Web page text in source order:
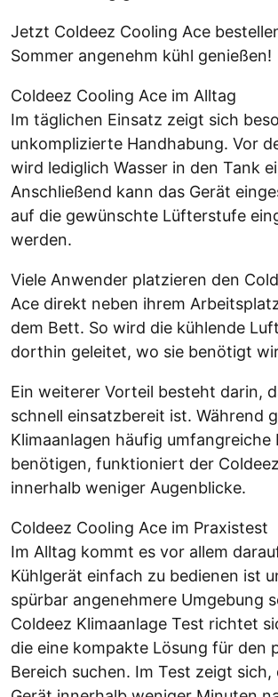
Jetzt Coldeez Cooling Ace
Sommer angenehm kühl genießen!
Coldeez Cooling Ace im Alltag
Im täglichen Einsatz zeigt sich
unkomplizierte Handhabung. Vor
wird lediglich Wasser in den Tank
Anschließend kann das Gerät
auf die gewünschte Lüfterstufe
werden.
Viele Anwender platzieren den
Ace direkt neben ihrem
dem Bett. So wird die kühlende
dorthin geleitet, wo sie benötigt
Ein weiterer Vorteil besteht darin,
schnell einsatzbereit ist. Während
Klimaanlagen häufig umfangreiche
benötigen, funktioniert der
innerhalb weniger Augenblicke.
Coldeez Cooling Ace im Praxistest
Im Alltag kommt es vor allem
Kühlgerät einfach zu bedienen ist
spürbar angenehmere Umgebung
Coldeez Klimaanlage Test richtet
die eine kompakte Lösung für den
Bereich suchen. Im Test zeigt sich,